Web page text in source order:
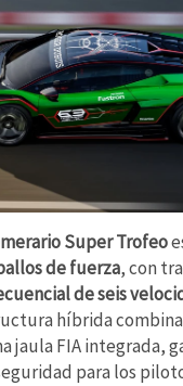
Super Trofeo
de fuerza, con
de seis
híbrida
jaula FIA integrada,
para los